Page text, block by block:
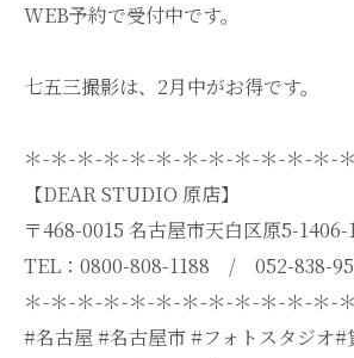
WEB予約で受付中です。
七五三撮影は、2月中がお得です。
＊-＊-＊-＊-＊-＊-＊-＊-＊-＊-＊-＊-
【DEAR STUDIO 原店】
〒468-0015 名古屋市天白区原5-1406-
TEL：0800-808-1188 / 052-838-
＊-＊-＊-＊-＊-＊-＊-＊-＊-＊-＊-＊-
#名古屋 #名古屋市 #フォトスタジオ#